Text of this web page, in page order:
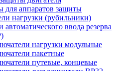
для аппаратов защиты
нагрузки (рубильники)
автоматического ввода резерва
нагрузки модульные
пакетные
путевые, концевые